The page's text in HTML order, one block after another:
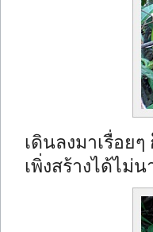
เดินลงมาเรื่อย
เพิ่งสร้างได้ไม่